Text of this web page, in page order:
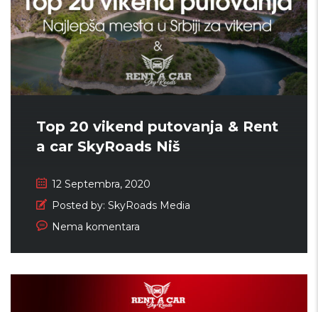
Top 20 vikend putovanja & Rent
a car SkyRoads Niš
12 Septembra, 2020
Posted by: SkyRoads Media
Nema komentara